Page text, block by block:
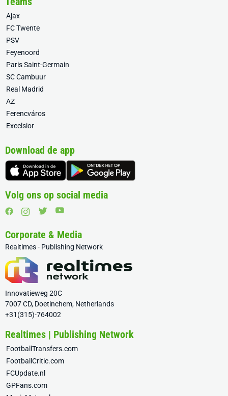
Ajax
FC Twente
PSV
Feyenoord
Paris Saint-Germain
SC Cambuur
Real Madrid
AZ
Ferencváros
Excelsior
Download de app
Volg ons op social media
Corporate & Media
Realtimes - Publishing Network
Innovatieweg 20C
7007 CD, Doetinchem, Netherlands
+31(315)-764002
Realtimes | Publishing Network
FootballTransfers.com
FootballCritic.com
FCUpdate.nl
GPFans.com